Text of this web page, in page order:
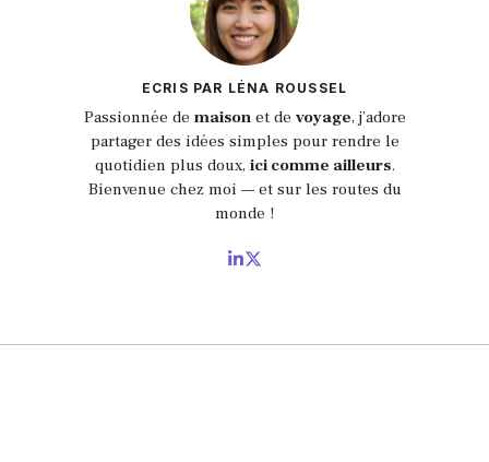
ECRIS PAR LÉNA ROUSSEL
Passionnée de maisonet de voyage, j’adore
partager des idées simples pour rendre le
quotidien plus doux, ici comme ailleurs.
Bienvenue chez moi — et sur les routes du
monde !